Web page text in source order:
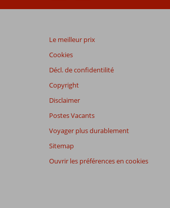
Le meilleur prix
Cookies
Décl. de confidentilité
Copyright
Disclaimer
Postes Vacants
Voyager plus durablement
Sitemap
Ouvrir les préférences en cookies